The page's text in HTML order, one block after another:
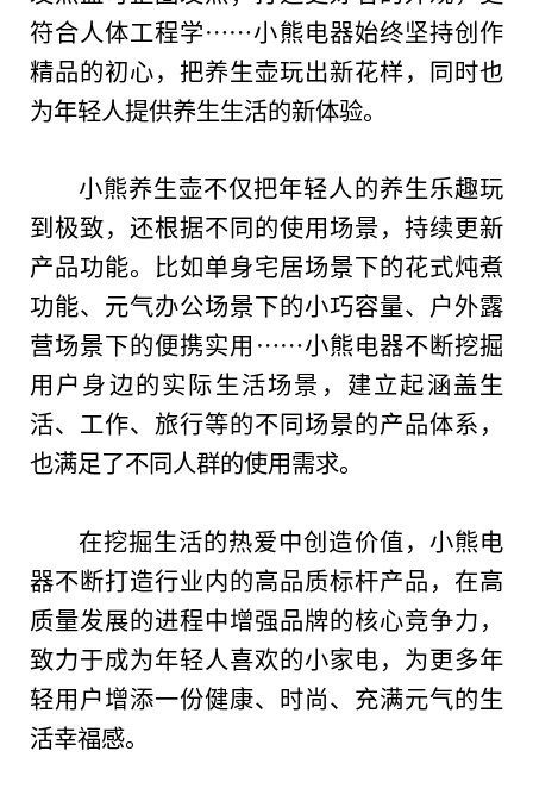
符合人体工程学……小熊电器始终坚持创作
精品的初心，把养生壶玩出新花样，同时也
为年轻人提供养生生活的新体验。
小熊养生壶不仅把年轻人的养生乐趣玩
到极致，还根据不同的使用场景，持续更新
产品功能。比如单身宅居场景下的花式炖煮
功能、元气办公场景下的小巧容量、户外露
营场景下的便携实用……小熊电器不断挖掘
用户身边的实际生活场景，建立起涵盖生
活、工作、旅行等的不同场景的产品体系，
也满足了不同人群的使用需求。
在挖掘生活的热爱中创造价值，小熊电
器不断打造行业内的高品质标杆产品，在高
质量发展的进程中增强品牌的核心竞争力，
致力于成为年轻人喜欢的小家电，为更多年
轻用户增添一份健康、时尚、充满元气的生
活幸福感。